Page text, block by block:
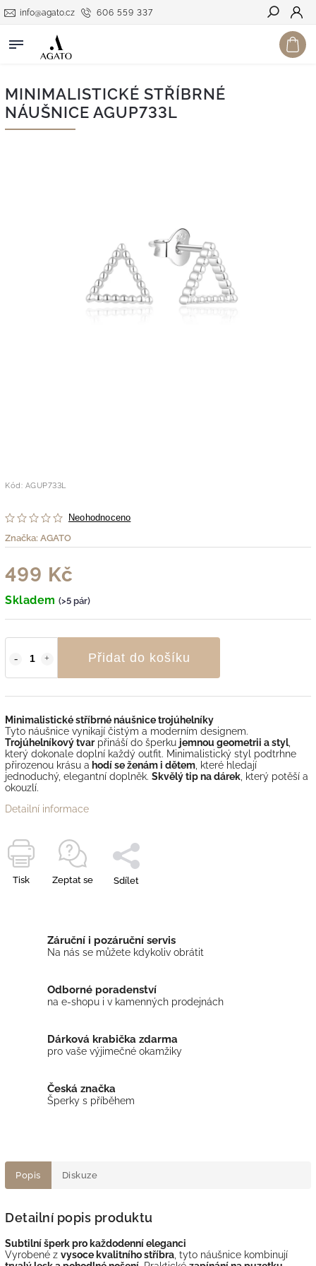
606 559 337
info@agato.cz
Hledat
MINIMALISTICKÉ STŘÍBRNÉ
NÁUŠNICE AGUP733L
Kód: AGUP733L
Neohodnoceno
Značka: AGATO
499 Kč
Skladem (>5 pár)
Přidat do košíku
Minimalistické stříbrné náušnice trojúhelníky
Tyto náušnice vynikají čistým a moderním designem.
Trojúhelníkový tvarpřináší do šperku jemnou geometrii a styl,
který dokonale doplní každý outfit. Minimalistický styl podtrhne
přirozenou krásu a hodí se ženám i dětem , které hledají
jednoduchý, elegantní doplněk. Skvělý tip na dárek , který potěší a
okouzlí.
Detailní informace
Tisk Zeptat se Sdílet
Záruční i pozáruční servis
Na nás se můžete kdykoliv obrátit
Odborné poradenství
na e-shopu i v kamenných prodejnách
Dárková krabička zdarma
pro vaše výjimečné okamžiky
Česká značka
Šperky s příběhem
Popis Diskuze
Detailní popis produktu
Subtilní šperk pro každodenní eleganci
Vyrobené z vysoce kvalitního stříbra , tyto náušnice kombinují